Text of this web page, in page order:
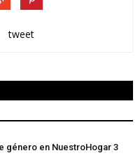
tweet
género en NuestroHogar 3